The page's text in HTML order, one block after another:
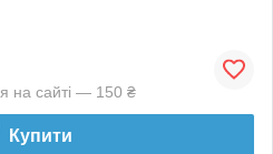
на сайті — 150 ₴
Купити